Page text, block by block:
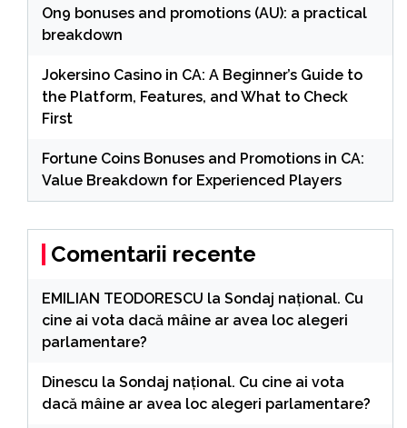
On9 bonuses and promotions (AU): a practical
breakdown
Jokersino Casino in CA: A Beginner’s Guide to
the Platform, Features, and What to Check
First
Fortune Coins Bonuses and Promotions in CA:
Value Breakdown for Experienced Players
Comentarii recente
EMILIAN TEODORESCU la Sondaj național. Cu
cine ai vota dacă mâine ar avea loc alegeri
parlamentare?
Dinescu la Sondaj național. Cu cine ai vota
dacă mâine ar avea loc alegeri parlamentare?